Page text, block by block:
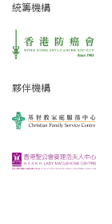
統籌機構
夥伴機構